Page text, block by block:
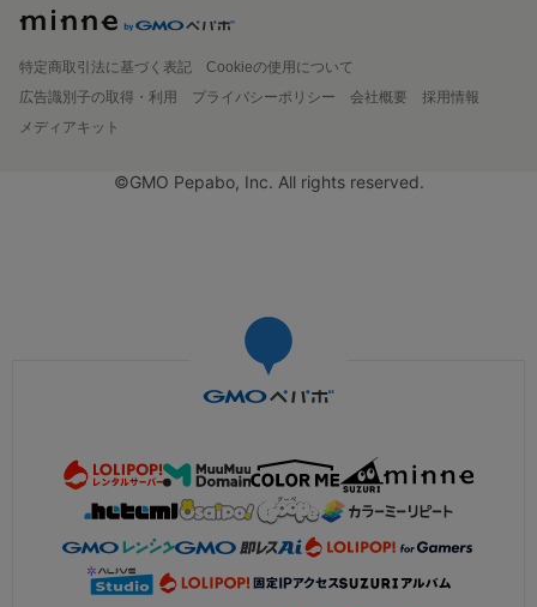
特定商取引法に基づく表記
Cookieの使用について
広告識別子の取得・利用
プライバシーポリシー 会社概要
採用情報
メディアキット
©GMO Pepabo, Inc. All rights reserved.